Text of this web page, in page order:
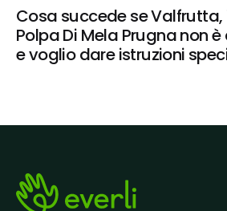
Cosa succede se Valfrutta,
Polpa Di Mela Prugna non
e voglio dare istruzioni